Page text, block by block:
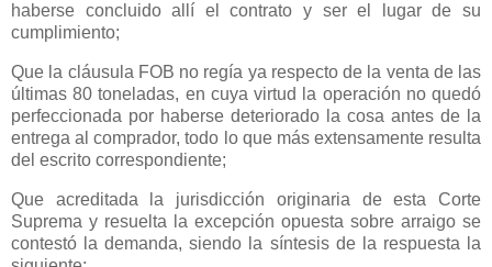
haberse concluido allí el contrato y ser el lugar de su
cumplimiento;
Que la cláusula FOB no regía ya respecto de la venta de las
últimas 80 toneladas, en cuya virtud la operación no quedó
perfeccionada por haberse deteriorado la cosa antes de la
entrega al comprador, todo lo que más extensamente resulta
del escrito correspondiente;
Que acreditada la jurisdicción originaria de esta Corte
Suprema y resuelta la excepción opuesta sobre arraigo se
contestó la demanda, siendo la síntesis de la respuesta la